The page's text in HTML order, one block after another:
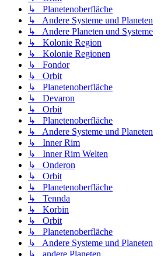
↳ Planetenoberfläche
↳ Andere Systeme und Planeten
↳ Andere Planeten und Systeme
↳ Kolonie Region
↳ Kolonie Regionen
↳ Fondor
↳ Orbit
↳ Planetenoberfläche
↳ Devaron
↳ Orbit
↳ Planetenoberfläche
↳ Andere Systeme und Planeten
↳ Inner Rim
↳ Inner Rim Welten
↳ Onderon
↳ Orbit
↳ Planetenoberfläche
↳ Tennda
↳ Korbin
↳ Orbit
↳ Planetenoberfläche
↳ Andere Systeme und Planeten